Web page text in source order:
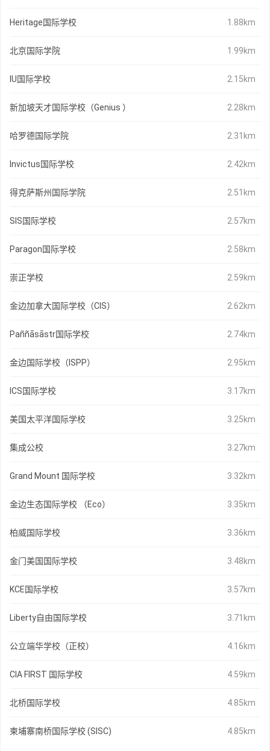
Heritage国际学校 1.88km
北京国际学院 1.99km
IU国际学校 2.15km
新加坡天才国际学校（Genius ） 2.28km
哈罗德国际学院 2.31km
Invictus国际学校 2.42km
得克萨斯州国际学院 2.51km
SIS国际学校 2.57km
Paragon国际学校 2.58km
崇正学校 2.59km
金边加拿大国际学校（CIS） 2.62km
Paññāsāstr国际学校 2.74km
金边国际学校（ISPP） 2.95km
ICS国际学校 3.17km
美国太平洋国际学校 3.25km
集成公校 3.27km
Grand Mount 国际学校 3.32km
金边生态国际学校 （Eco） 3.35km
柏威国际学校 3.36km
金门美国国际学校 3.48km
KCE国际学校 3.57km
Liberty自由国际学校 3.71km
公立端华学校（正校） 4.16km
CIA FIRST 国际学校 4.59km
北桥国际学校 4.85km
柬埔寨南桥国际学校 (SISC) 4.85km